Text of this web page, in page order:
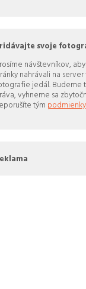
svoje
návštevníkov,
nahrávali na
jedál. Budeme
vyhneme sa
tým